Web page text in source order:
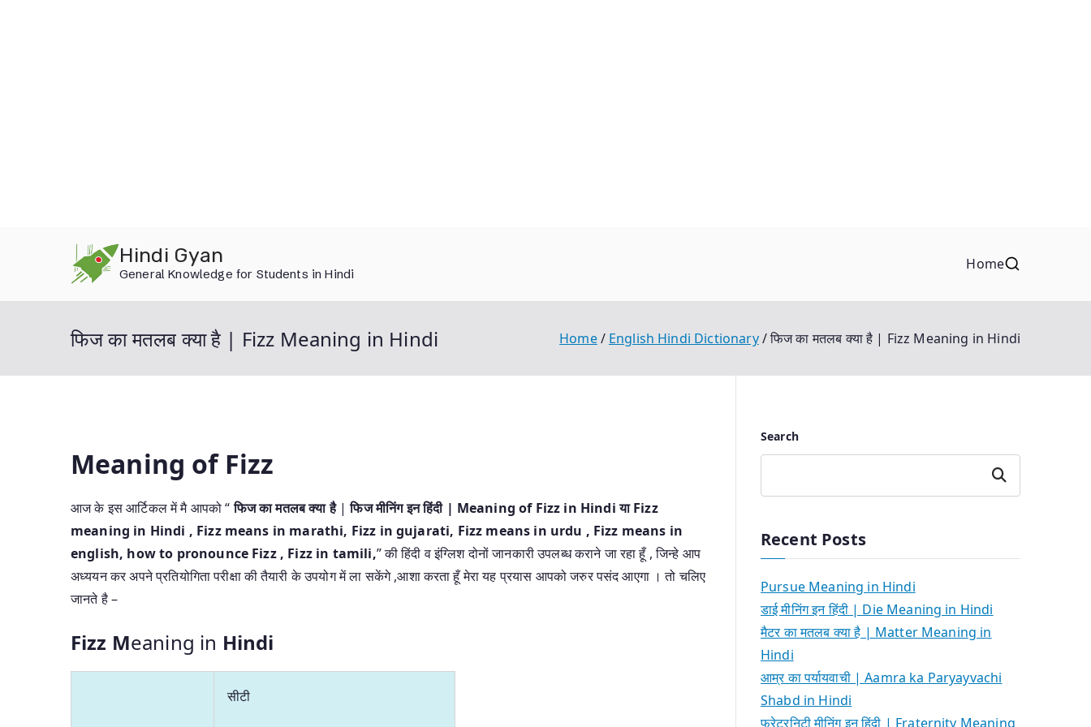
Hindi Gyan
General Knowledge for Students in Hindi
Home
फिज का मतलब क्या है | Fizz Meaning in Hindi Home English Hindi Dictionary फिज का मतलब क्या है | Fizz Meaning in Hindi
Meaning of Fizz
आज के इस आर्टिकल में मै आपको “फिज का मतलब क्या है|फिज मीनिंग इन हिंदी | Meaning of Fizz in Hindi या Fizz
meaning in Hindi , Fizz means in marathi, Fizz in gujarati, Fizz means in urdu , Fizz means in
english, how to pronounce Fizz , Fizz in tamili,” की हिंदी व इंग्लिश दोनों जानकारी उपलब्ध कराने जा रहा हूँ , जिन्हे आप
अध्ययन कर अपने प्रतियोगिता परीक्षा की तैयारी के उपयोग में ला सकेंगे ,आशा करता हूँ मेरा यह प्रयास आपको जरुर पसंद आएगा । तो चलिए
जानते है –
Fizz Meaning in Hindi
सीटी
Search
Search
Recent Posts
Pursue Meaning in Hindi
डाई मीनिंग इन हिंदी | Die Meaning in Hindi
मैटर का मतलब क्या है | Matter Meaning in
Hindi
आम्र का पर्यायवाची | Aamra ka Paryayvachi
Shabd in Hindi
फ्रेटरनिटी मीनिंग इन हिंदी | Fraternity Meaning